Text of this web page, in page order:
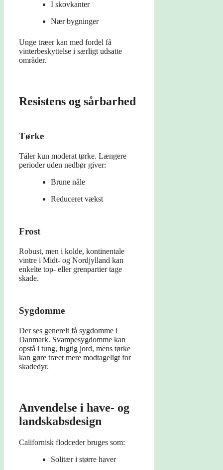
I skovkanter
Nær bygninger
Unge træer kan med fordel få
vinterbeskyttelse i særligt udsatte
områder.
Resistens og sårbarhed
Tørke
Tåler kun moderat tørke. Længere
perioder uden nedbør giver:
Brune nåle
Reduceret vækst
Frost
Robust, men i kolde, kontinentale
vintre i Midt- og Nordjylland kan
enkelte top- eller grenpartier tage
skade.
Sygdomme
Der ses generelt få sygdomme i
Danmark. Svampesygdomme kan
opstå i tung, fugtig jord, mens tørke
kan gøre træet mere modtageligt for
skadedyr.
Anvendelse i have- og
landskabsdesign
Californisk flodceder bruges som:
Solitær i større haver